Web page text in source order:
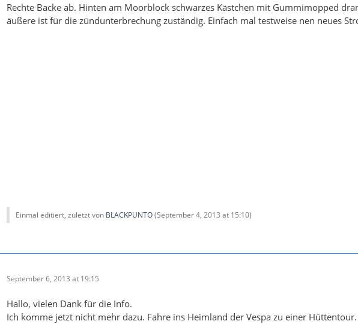
Rechte Backe ab. Hinten am Moorblock schwarzes Kästchen mit Gummimopped
äußere ist für die zündunterbrechung zuständig. Einfach mal testweise nen neues
Einmal editiert, zuletzt von BLACKPUNTO(September 4, 2013 at 15:10)
September 6, 2013 at 19:15
Hallo, vielen Dank für die Info.
Ich komme jetzt nicht mehr dazu. Fahre ins Heimland der Vespa zu einer